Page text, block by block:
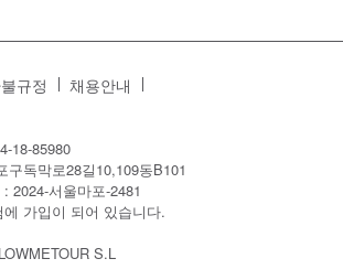
규정 채용안내
18-85980
구독막로28길10,109동B101
2024-서울마포-2481
가입이 되어 있습니다.
S.L